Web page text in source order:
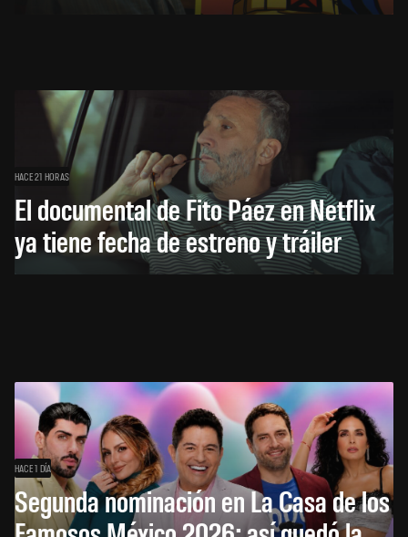
HACE 21 HORAS
El documental de Fito Páez en Netflix
ya tiene fecha de estreno y tráiler
HACE 1 DÍA
Segunda nominación en La Casa de los